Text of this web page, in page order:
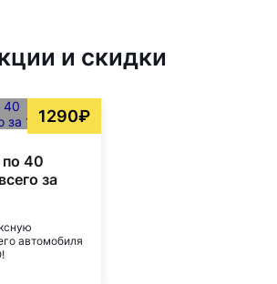
и скидки
1290₽
по 40
за
автомобиля